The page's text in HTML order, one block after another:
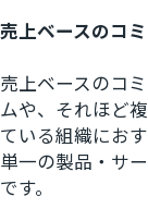
売上ベースのコ
売上ベースのコ
ムや、それほど
ている組織にお
単一の製品・サ
です。